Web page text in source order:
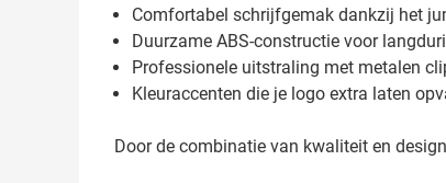
Comfortabel schrijfgemak dankzij het
Duurzame ABS-constructie voor
Professionele uitstraling met metalen
Kleuraccenten die je logo extra laten
Door de combinatie van kwaliteit en